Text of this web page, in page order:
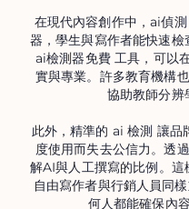
在現代內容創作中，ai偵
器，學生與寫作者能快速
ai檢測器免費 工具，可以
實與專業。許多教育機構
協助教師分辨
此外，精準的 ai 檢測 讓品
度使用而失去公信力。透
解AI與人工撰寫的比例。
自由寫作者與行銷人員同
何人都能確保內